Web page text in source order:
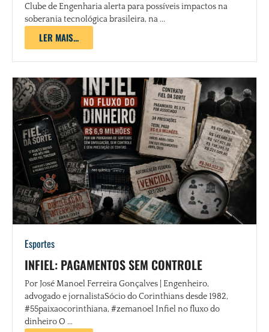
Clube de Engenharia alerta para possíveis impactos na
soberania tecnológica brasileira, na ...
LER MAIS...
Esportes
INFIEL: PAGAMENTOS SEM CONTROLE
Por José Manoel Ferreira Gonçalves | Engenheiro,
advogado e jornalistaSócio do Corinthians desde 1982,
#55paixaocorinthiana, #zemanoel Infiel no fluxo do
dinheiro O ...